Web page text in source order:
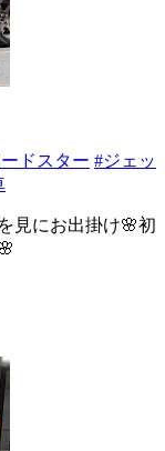
ドスター #ジェッ
見にお出掛け🌸初